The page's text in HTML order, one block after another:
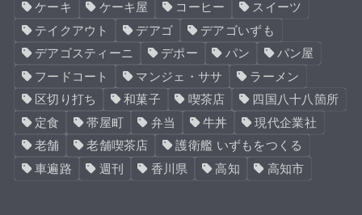
ケーキ
ケーキ屋 コーヒー
スイーツ
テイクアウト
デアゴ
デアゴいずも
デアゴスティーニ
デポー パン
パン屋
フードコート
マンジェ・ササ
ラーメン
区切り打ち
和菓子 喫茶店
四国八十八箇所
定食
帯屋町 弁当 牛丼
現代企業社
老舗
老舗喫茶店
護衛艦 いずもをつくる
車遍路
週刊 香川県 高知 高知市